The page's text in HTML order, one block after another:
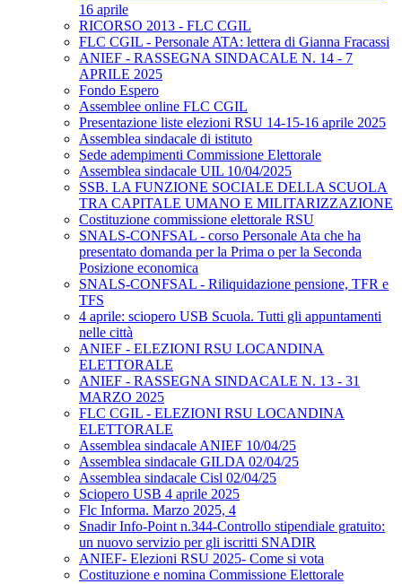
16 aprile
RICORSO 2013 - FLC CGIL
FLC CGIL - Personale ATA: lettera di Gianna Fracassi
ANIEF - RASSEGNA SINDACALE N. 14 - 7
APRILE 2025
Fondo Espero
Assemblee online FLC CGIL
Presentazione liste elezioni RSU 14-15-16 aprile 2025
Assemblea sindacale di istituto
Sede adempimenti Commissione Elettorale
Assemblea sindacale UIL 10/04/2025
SSB. LA FUNZIONE SOCIALE DELLA SCUOLA
TRA CAPITALE UMANO E MILITARIZZAZIONE
Costituzione commissione elettorale RSU
SNALS-CONFSAL - corso Personale Ata che ha
presentato domanda per la Prima o per la Seconda
Posizione economica
SNALS-CONFSAL - Riliquidazione pensione, TFR e
TFS
4 aprile: sciopero USB Scuola. Tutti gli appuntamenti
nelle città
ANIEF - ELEZIONI RSU LOCANDINA
ELETTORALE
ANIEF - RASSEGNA SINDACALE N. 13 - 31
MARZO 2025
FLC CGIL - ELEZIONI RSU LOCANDINA
ELETTORALE
Assemblea sindacale ANIEF 10/04/25
Assemblea sindacale GILDA 02/04/25
Assemblea sindacale Cisl 02/04/25
Sciopero USB 4 aprile 2025
Flc Informa. Marzo 2025, 4
Snadir Info-Point n.344-Controllo stipendiale gratuito:
un nuovo servizio per gli iscritti SNADIR
ANIEF- Elezioni RSU 2025- Come si vota
Costituzione e nomina Commissione Elettorale